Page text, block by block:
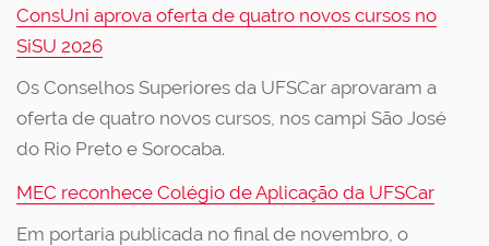
ConsUni aprova oferta de quatro novos cursos no
SiSU 2026
Os Conselhos Superiores da UFSCar aprovaram a
oferta de quatro novos cursos, nos campi São José
do Rio Preto e Sorocaba.
MEC reconhece Colégio de Aplicação da UFSCar
Em portaria publicada no final de novembro, o